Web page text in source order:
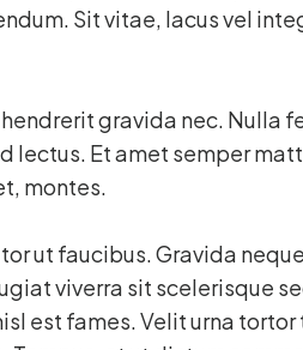
Sit vitae, lacus vel
gravida nec. Nulla
lectus. Et amet semper
montes.
ut faucibus. Gravida
viverra sit scelerisque
est fames. Velit urna